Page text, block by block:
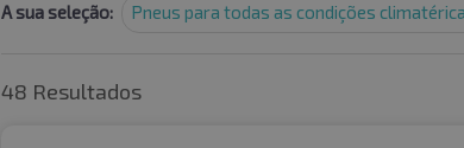
A sua seleção: Pneus para todas as condições
48 Resultados